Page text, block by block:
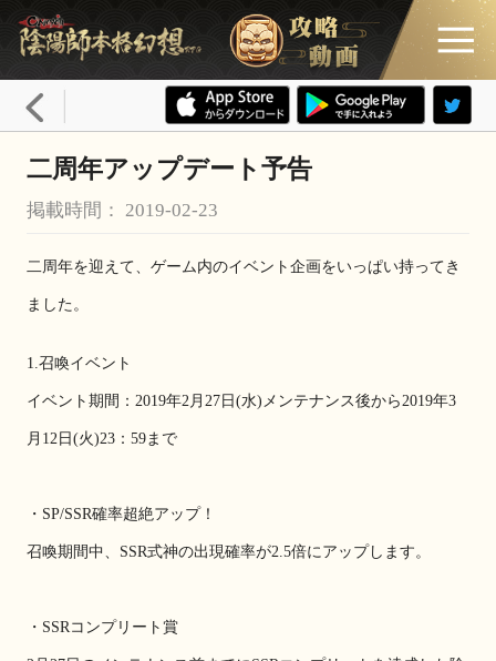
二周年アップデート予告
掲載時間： 2019-02-23
二周年を迎えて、ゲーム内のイベント企画をいっぱい持ってき
ました。
1.召喚イベント
イベント期間：2019年2月27日(水)メンテナンス後から2019年3
月12日(火)23：59まで
・SP/SSR確率超絶アップ！
召喚期間中、SSR式神の出現確率が2.5倍にアップします。
・SSRコンプリート賞